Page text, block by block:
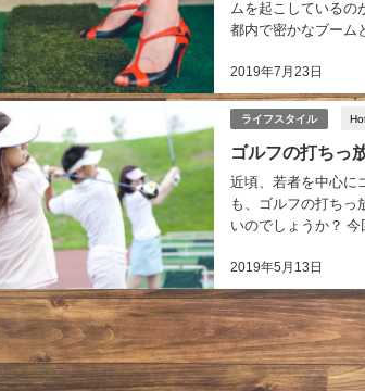
2019年7月23日
ムを起こしているの
都内で密かなブーム
ライフスタイル
ゴルフの打ちっ
2019年5月13日
近頃、若者を中心に
も、ゴルフの打ちっ
いのでしょうか？